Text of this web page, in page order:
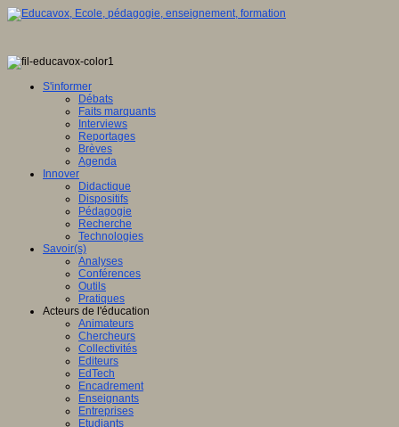
S'informer
Débats
Faits marquants
Interviews
Reportages
Brèves
Agenda
Innover
Didactique
Dispositifs
Pédagogie
Recherche
Technologies
Savoir(s)
Analyses
Conférences
Outils
Pratiques
Acteurs de l'éducation
Animateurs
Chercheurs
Collectivités
Editeurs
EdTech
Encadrement
Enseignants
Entreprises
Etudiants